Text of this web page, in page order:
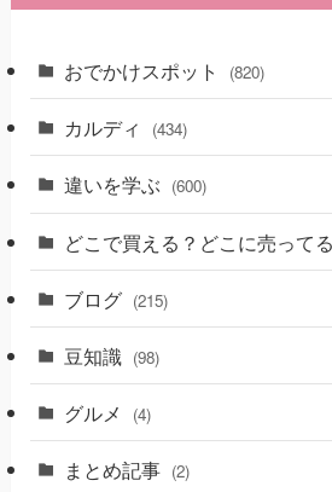
おでかけスポット (820)
カルディ (434)
違いを学ぶ (600)
どこで買える？どこに売って
ブログ (215)
豆知識 (98)
グルメ (4)
まとめ記事 (2)